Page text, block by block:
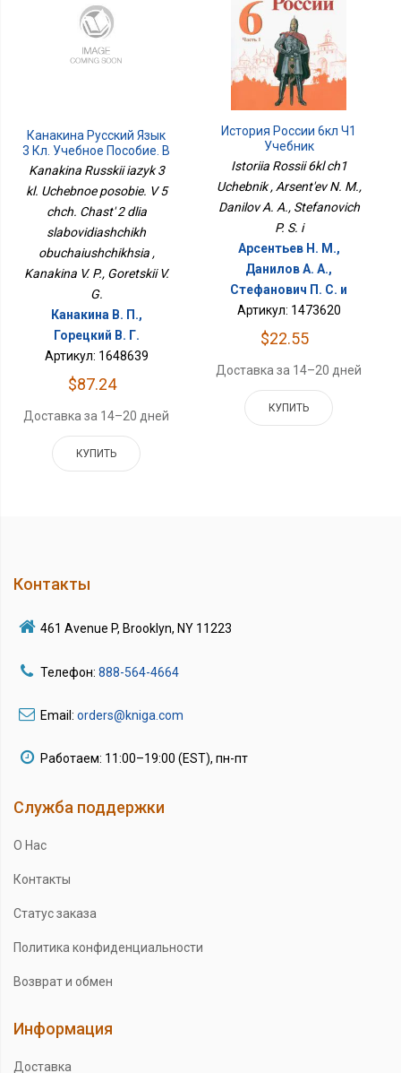
Канакина Русский Язык
3 Кл. Учебное Пособие. В
5 Чч. Часть 2 Для
Обучающихся
Kanakina Russkii iazyk 3
kl. Uchebnoe posobie. V 5
chch. Chast' 2 dlia
slabovidiashchikh
obuchaiushchikhsia ,
Kanakina V. P., Goretskii V.
G.
Канакина В. П.,
Горецкий В. Г.
Артикул: 1648639
$87.24
Доставка за 14–20 дней
КУПИТЬ
История России 6кл Ч1
Учебник
Istoriia Rossii 6kl ch1
Uchebnik , Arsent'ev N. M.,
Danilov A. A., Stefanovich
P. S. i
Арсентьев Н. М.,
Данилов А. А.,
Стефанович П. С. и
Артикул: 1473620
$22.55
Доставка за 14–20 дней
КУПИТЬ
Контакты
461 Avenue P, Brooklyn, NY 11223
Телефон: 888-564-4664
Email: orders@kniga.com
Работаем: 11:00–19:00 (EST), пн-пт
Служба поддержки
О Нас
Контакты
Статус заказа
Политика конфиденциальности
Возврат и обмен
Информация
Доставка